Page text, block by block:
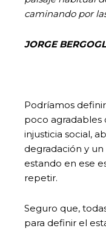
caminando por
JORGE
Podríamos
poco agradables
injusticia social,
degradación y
estando en ese
repetir.
Seguro que,
para definir el